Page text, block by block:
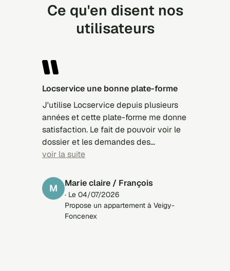
Ce qu'en disent nos
utilisateurs
locservice une bonne plate-forme
J'utilise Locservice depuis plusieurs
années et cette plate-forme me donne
satisfaction. Le fait de pouvoir voir le
dossier et les demandes des
candidats est très intéressant. Je
avec Locservice qu'avec des plate-
formes payantes.
voir la suite
M Marie claire / François
· Le 04/07/2026
Propose un appartement à Veigy-
Foncenex